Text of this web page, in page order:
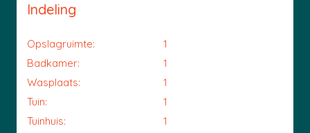
Indeling
Opslagruimte:
1
Badkamer:
1
Wasplaats:
1
Tuin:
1
Tuinhuis:
1